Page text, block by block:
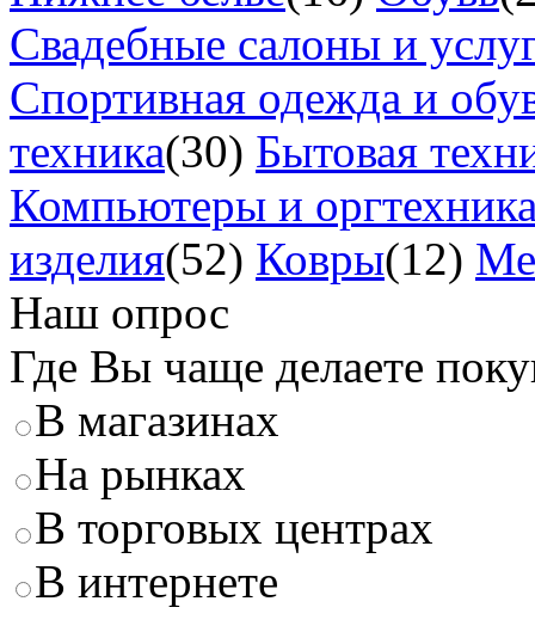
Свадебные салоны и
Спортивная одежда и
техника(30) Бытовая
Компьютеры и
изделия(52) Ковры(12)
Наш опрос
Где Вы чаще делаете
В магазинах
На рынках
В торговых центрах
В интернете